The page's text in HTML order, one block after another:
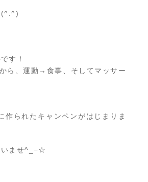
(^.^)
す！
ら、運動→食事、そしてマッサー
作られたキャンペンがはじまりま
いませ^_−☆